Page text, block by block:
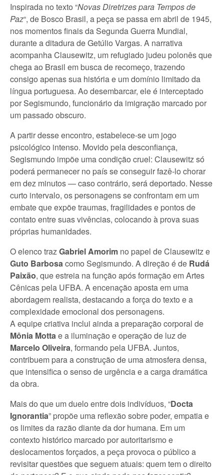
Inspirada no texto “Novas Diretrizes para Tempos de
Paz“, de Bosco Brasil, a peça se passa em abril de 1945,
nos momentos finais da Segunda Guerra Mundial,
durante a ditadura de Getúlio Vargas. A narrativa
acompanha Clausewitz, um refugiado judeu polonês que
chega ao Brasil em busca de recomeço, trazendo
consigo apenas sua história e um domínio limitado da
língua portuguesa. Ao desembarcar, ele é interceptado
por Segismundo, funcionário da imigração marcado por
um passado obscuro.
A partir desse encontro, estabelece-se um jogo
psicológico intenso. Movido pela desconfiança,
Segismundo impõe uma condição cruel: Clausewitz só
poderá permanecer no país se conseguir fazê-lo chorar
em dez minutos — caso contrário, será deportado. Nesse
curto intervalo, os personagens se confrontam em um
embate que expõe traumas, fragilidades e pontos de
contato entre suas vivências, colocando à prova suas
próprias humanidades.
O elenco trazGabriel Amorim no papel de Clausewitz e
Guto Barbosacomo Segismundo. A direção é de Rudá
Paixão, que estreia na função após formação em Artes
Cênicas pela UFBA. A encenação aposta em uma
abordagem realista, destacando a força do texto e a
complexidade emocional dos personagens.
A equipe criativa inclui ainda a preparação corporal de
Mônia Mottae a iluminação e operação de luz de
Marcelo Oliveira, formando pela UFBA. Juntos,
contribuem para a construção de uma atmosfera densa,
que intensifica o senso de urgência e a carga dramática
da obra.
Mais do que um duelo entre dois indivíduos, “Docta
Ignorantia” propõe uma reflexão sobre poder, empatia e
os limites da razão diante da dor humana. Em um
contexto histórico marcado por autoritarismo e
deslocamentos forçados, a peça provoca o público a
revisitar questões que seguem atuais: quem tem o direito